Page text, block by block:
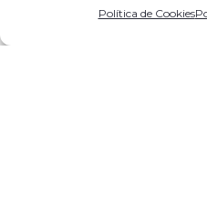
Política de Cookies
Te puede interesar